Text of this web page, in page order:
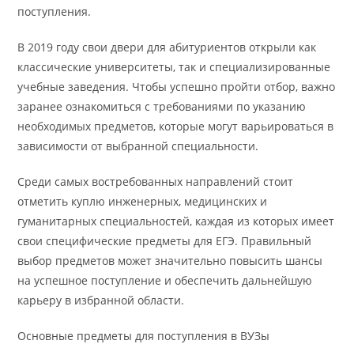
поступления.
В 2019 году свои двери для абитуриентов открыли как
классические университеты, так и специализированные
учебные заведения. Чтобы успешно пройти отбор, важно
заранее ознакомиться с требованиями по указанию
необходимых предметов, которые могут варьироваться в
зависимости от выбранной специальности.
Среди самых востребованных направлений стоит
отметить куплю инженерных, медицинских и
гуманитарных специальностей, каждая из которых имеет
свои специфические предметы для ЕГЭ. Правильный
выбор предметов может значительно повысить шансы
на успешное поступление и обеспечить дальнейшую
карьеру в избранной области.
Основные предметы для поступления в ВУЗы